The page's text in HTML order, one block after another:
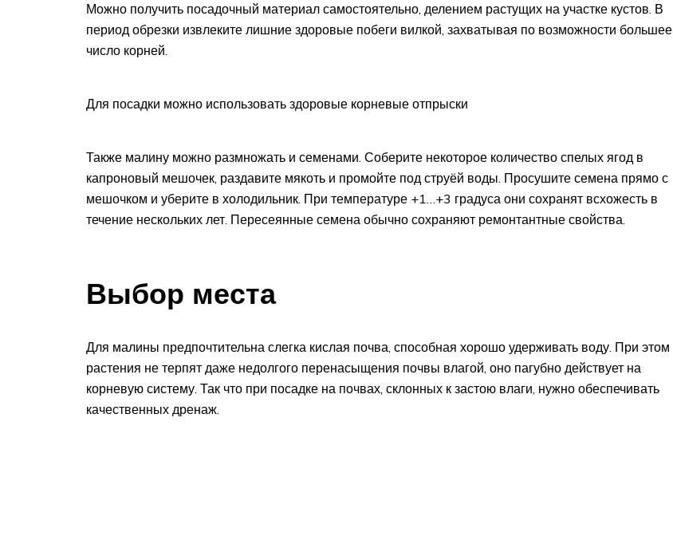
Можно получить посадочный материал самостоятельно, делением растущих на участке кустов. В
период обрезки извлеките лишние здоровые побеги вилкой, захватывая по возможности большее
число корней.
Для посадки можно использовать здоровые корневые отпрыски
Также малину можно размножать и семенами. Соберите некоторое количество спелых ягод в
капроновый мешочек, раздавите мякоть и промойте под струёй воды. Просушите семена прямо с
мешочком и уберите в холодильник. При температуре +1…+3 градуса они сохранят всхожесть в
течение нескольких лет. Пересеянные семена обычно сохраняют ремонтантные свойства.
Выбор места
Для малины предпочтительна слегка кислая почва, способная хорошо удерживать воду. При этом
растения не терпят даже недолгого перенасыщения почвы влагой, оно пагубно действует на
корневую систему. Так что при посадке на почвах, склонных к застою влаги, нужно обеспечивать
качественных дренаж.